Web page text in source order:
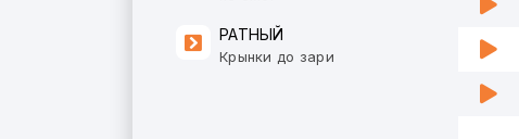
РАТНЫЙ
Крынки до зари